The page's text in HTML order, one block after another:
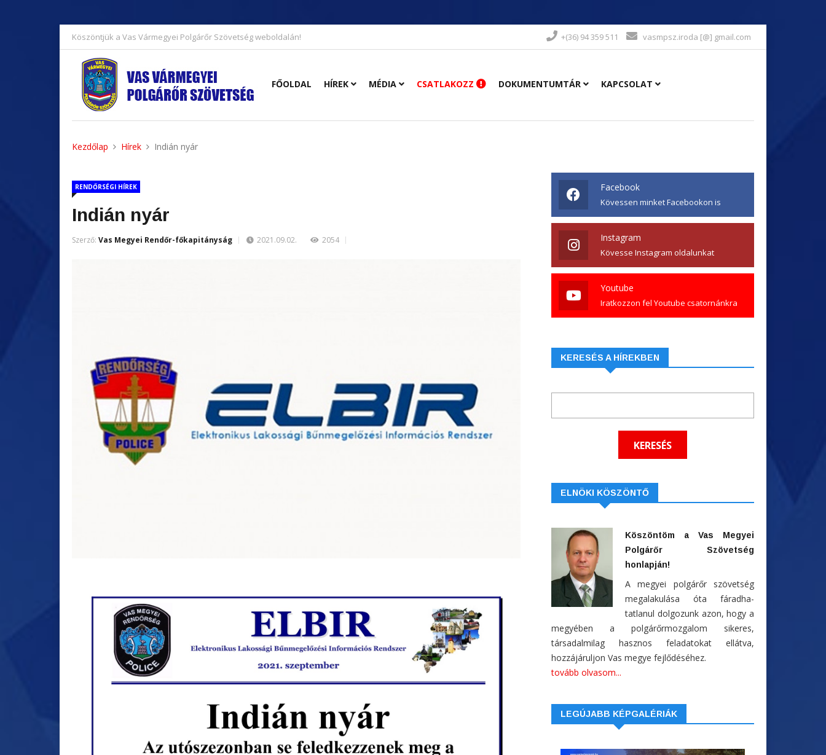
Köszöntjük a Vas Vármegyei Polgárőr Szövetség weboldalán! +(36) 94 359 511 vasmpsz.iroda [@] gmail.com
FŐOLDAL HÍREK MÉDIA CSATLAKOZZ DOKUMENTUMTÁR KAPCSOLAT
Kezdőlap Hírek Indián nyár
RENDŐRSÉGI HÍREK
Indián nyár
Szerző: Vas Megyei Rendőr-főkapitányság 2021.09.02. 2054
Facebook
Kövessen minket Facebookon is
Instagram
Kövesse Instagram oldalunkat
Youtube
Iratkozzon fel Youtube csatornánkra
KERESÉS A HÍREKBEN
ELNÖKI KÖSZÖNTŐ
Köszöntöm a Vas Megyei
Polgárőr Szövetség
honlapján!
A megyei polgárőr szövetség
megalakulása óta fáradha-
tatlanul dolgozunk azon, hogy a
megyében a polgárőrmozgalom sikeres,
társadalmilag hasznos feladatokat ellátva,
hozzájáruljon Vas megye fejlődéséhez.
tovább olvasom...
LEGÚJABB KÉPGALÉRIÁK